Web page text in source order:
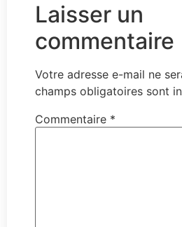
Laisser un
commentaire
Votre adresse e-mail ne
champs obligatoires sont
Commentaire *